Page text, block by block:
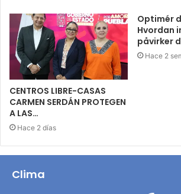
CENTROS LIBRE-CASAS
CARMEN SERDÁN PROTEGEN
A LAS…
Hace 2 días
Optimér
Hvordan
påvirker
Hace 2
Clima